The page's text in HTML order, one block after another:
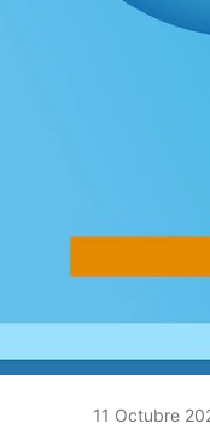
11 Octubre